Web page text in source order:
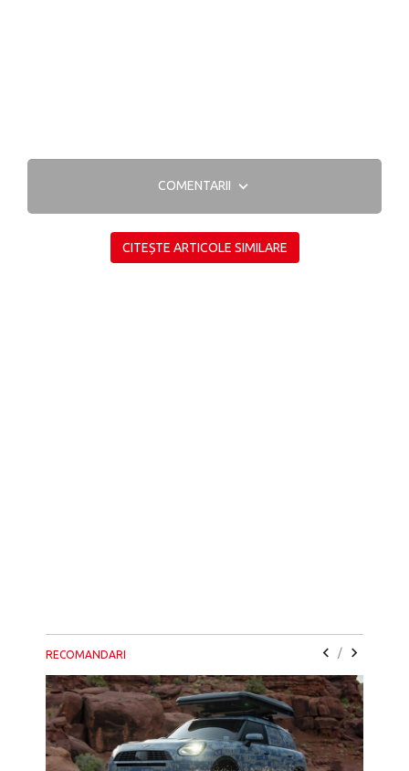
COMENTARII
CITEȘTE ARTICOLE SIMILARE
RECOMANDARI /